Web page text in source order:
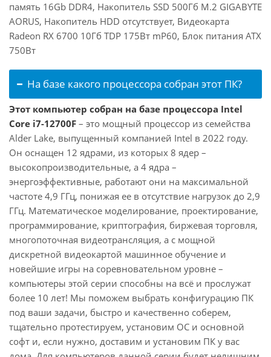
память 16Gb DDR4, Накопитель SSD 500Гб M.2 GIGABYTE
AORUS, Накопитель HDD отсутствует, Видеокарта
Radeon RX 6700 10Гб TDP 175Вт mP60, Блок питания ATX
750Вт
На базе какого процессора собран этот ПК?
Этот компьютер собран на базе процессора Intel
Core i7-12700F – это мощный процессор из семейства
Alder Lake, выпущенный компанией Intel в 2022 году.
Он оснащен 12 ядрами, из которых 8 ядер –
высокопроизводительные, а 4 ядра –
энергоэффективные, работают они на максимальной
частоте 4,9 ГГц, понижая ее в отсутствие нагрузок до 2,9
ГГц. Математическое моделирование, проектирование,
программирование, криптография, биржевая торговля,
многопоточная видеотрансляция, а с мощной
дискретной видеокартой машинное обучение и
новейшие игры на соревновательном уровне –
компьютеры этой серии способны на всё и прослужат
более 10 лет! Мы поможем выбрать конфигурацию ПК
под ваши задачи, быстро и качественно соберем,
тщательно протестируем, установим ОС и основной
софт и, если нужно, доставим и установим ПК у вас